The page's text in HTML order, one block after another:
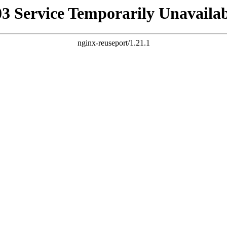
Service Temporarily
nginx-reuseport/1.21.1